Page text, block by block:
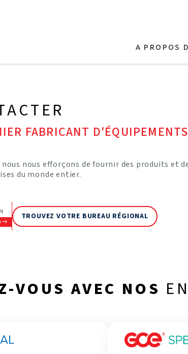
A PROPOS
FABRICANT
nous efforçons de fournir des produits et
du monde entier.
TROUVEZ VOTRE BUREAU RÉGIONAL
VOUS AVEC NOS